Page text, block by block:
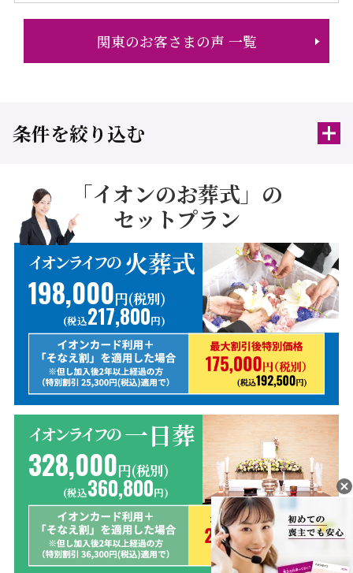
関東のお客さまの声 一覧
条件を絞り込む
「イオンのお葬式」の
セットプラン
イオンライフの 火葬式
198,000円(税別)
(税込217,800円)
イオンライフの 一日葬
328,000円(税別)
(税込360,800円)